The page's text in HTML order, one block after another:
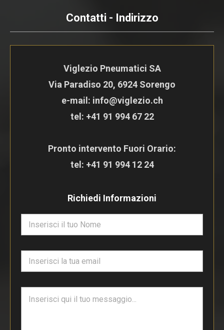
Contatti - Indirizzo
Viglezio Pneumatici SA
Via Paradiso 20, 6924 Sorengo
e-mail: info@viglezio.ch
tel: +41 91 994 67 22
Pronto intervento Fuori Orario:
tel: +41 91 994 12 24
Richiedi Informazioni
m
a